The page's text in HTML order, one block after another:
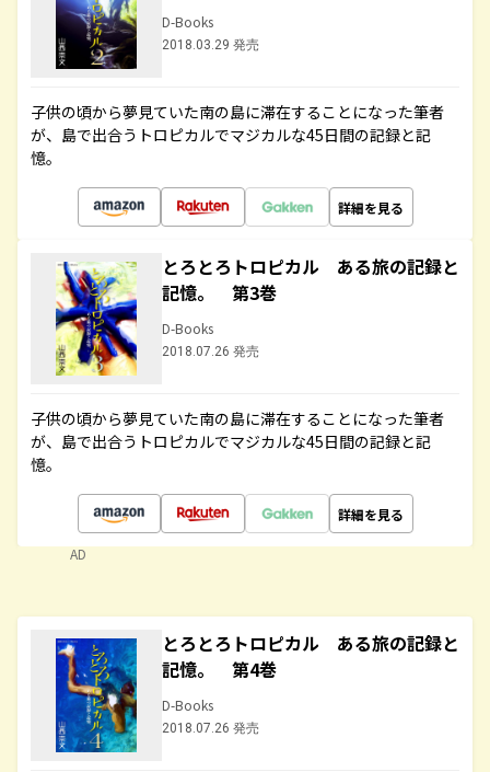
D-Books
2018.03.29 発売
子供の頃から夢見ていた南の島に滞在することになった筆者
が、島で出合うトロピカルでマジカルな45日間の記録と記
憶。
詳細を見る
とろとろトロピカル ある旅の記録と
記憶。 第3巻
D-Books
2018.07.26 発売
子供の頃から夢見ていた南の島に滞在することになった筆者
が、島で出合うトロピカルでマジカルな45日間の記録と記
憶。
詳細を見る
AD
とろとろトロピカル ある旅の記録と
記憶。 第4巻
D-Books
2018.07.26 発売